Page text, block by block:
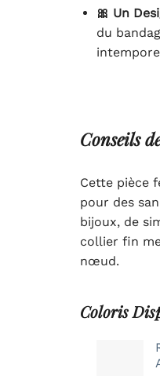
🎀 Un
du
Conseils
Cette pièce
pour des
bijoux, de
collier fin
nœud.
Coloris